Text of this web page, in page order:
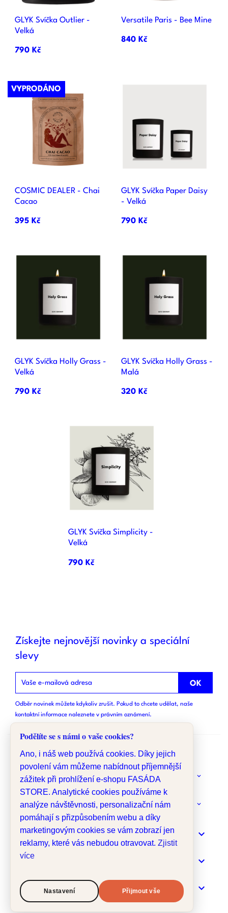
GLYK Svíčka Outlier -
Velká
790 Kč
Versatile Paris - Bee Mine
840 Kč
COSMIC DEALER - Chai
Cacao
395 Kč
VYPRODÁNO
GLYK Svíčka Paper Daisy
- Velká
790 Kč
GLYK Svíčka Holly Grass -
Velká
790 Kč
GLYK Svíčka Holly Grass -
Malá
320 Kč
GLYK Svíčka Simplicity -
Velká
790 Kč
Získejte nejnovější novinky a speciální
slevy
Odběr novinek můžete kdykoliv zrušit. Pokud to chcete udělat, naše
kontaktní informace naleznete v právním oznámení.
O NÁS keyboard_arrow_down
MÁTE DOTAZ? keyboard_arrow_down
INFORMACE 
MENU 
VÁŠ ÚČET 
Podělíte se s námi o vaše cookies?
Ano, i náš web používá cookies. Díky jejich
povolení vám můžeme nabídnout příjemnější
zážitek při prohlížení e-shopu FASÁDA
STORE. Analytické cookies používáme k
analýze návštěvnosti, personalizační nám
pomáhají s přizpůsobením webu a díky
marketingovým cookies se vám zobrazí jen
reklamy, které vás nebudou otravovat. Zjistit
více
Nastavení Přijmout vše